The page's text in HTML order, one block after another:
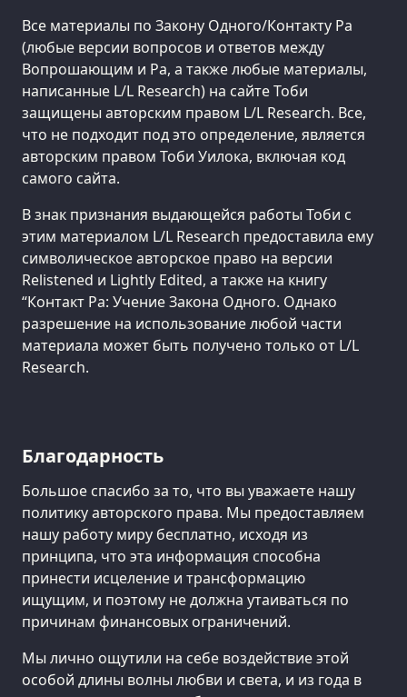
Все материалы по Закону Одного/Контакту Ра
(любые версии вопросов и ответов между
Вопрошающим и Ра, а также любые материалы,
написанные L/L Research) на сайте Тоби
защищены авторским правом L/L Research. Все,
что не подходит под это определение, является
авторским правом Тоби Уилока, включая код
самого сайта.
В знак признания выдающейся работы Тоби с
этим материалом L/L Research предоставила ему
символическое авторское право на версии
Relistened и Lightly Edited, а также на книгу
“Контакт Ра: Учение Закона Одного. Однако
разрешение на использование любой части
материала может быть получено только от L/L
Research.
Благодарность
Большое спасибо за то, что вы уважаете нашу
политику авторского права. Мы предоставляем
нашу работу миру бесплатно, исходя из
принципа, что эта информация способна
принести исцеление и трансформацию
ищущим, и поэтому не должна утаиваться по
причинам финансовых ограничений.
Мы лично ощутили на себе воздействие этой
особой длины волны любви и света, и из года в